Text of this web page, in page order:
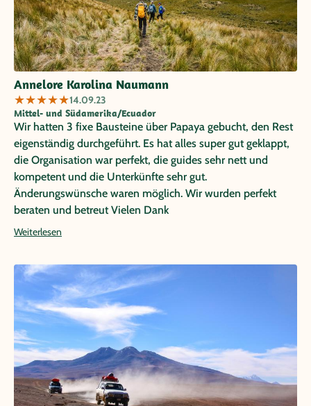
Annelore Karolina Naumann
★★★★★14.09.23
Mittel- und Südamerika/Ecuador
Wir hatten 3 fixe Bausteine über Papaya gebucht, den Rest
eigenständig durchgeführt. Es hat alles super gut geklappt,
die Organisation war perfekt, die guides sehr nett und
kompetent und die Unterkünfte sehr gut.
Änderungswünsche waren möglich. Wir wurden perfekt
beraten und betreut Vielen Dank
Weiterlesen